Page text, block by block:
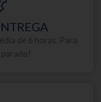
de 6 horas. Para